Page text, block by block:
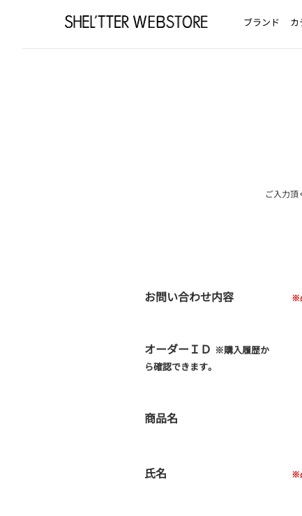
ブランド カ
ご入力
お問い合わせ内容
オーダーＩＤ ※購入履歴か
ら確認できます。
商品名
氏名